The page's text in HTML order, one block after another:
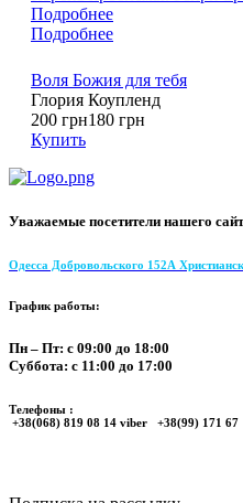
Подробнее
Подробнее
Воля Божия для тебя
Глория Коупленд
200 грн180 грн
Купить
Уважаемые посетители нашего
Одесса Добровольского 152А
График работы:
Пн – Пт: с 09:00 до 18:00
Суббота: с 11:00 до 17:00
Телефоны :
+38(068) 819 08 14 viber +38(99) 171